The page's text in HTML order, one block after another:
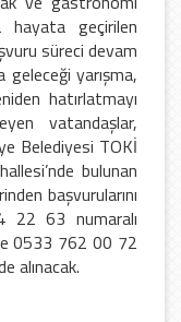
hayata geçirilen
süreci devam
yarışma,
hatırlatmayı
vatandaşlar,
Belediyesi TOKİ
bulunan
başvurularını
22 63 numaralı
0533 762 00 72
alınacak.